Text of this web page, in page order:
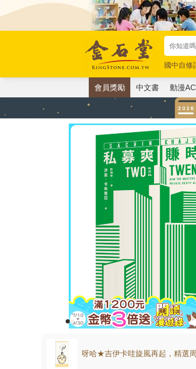
國中自修
唯紅花綻
會員獎勵 中文書 動漫
呀哈★吉伊卡哇旋風再起，精選